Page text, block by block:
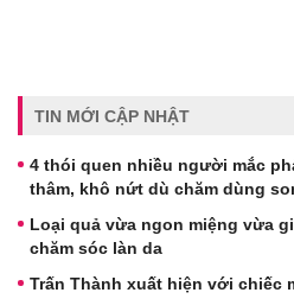
TIN MỚI CẬP NHẬT
4 thói quen nhiều người mắc
thâm, khô nứt dù chăm dùng
Loại quả vừa ngon miệng vừa
chăm sóc làn da
Trấn Thành xuất hiện với chiếc